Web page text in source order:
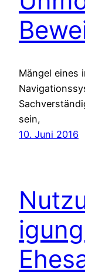
Mängel eines
sein,
10. Juni 2016